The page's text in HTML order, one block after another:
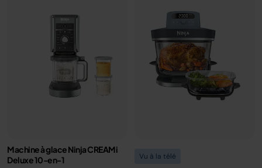
Machine à glace Ninja CREAMi
Deluxe 10-en-1
Vu à la télé